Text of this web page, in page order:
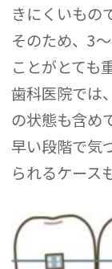
きにくいもの
そのため、3
ことがとても
歯科医院では
の状態も含め
早い段階で気
られるケース